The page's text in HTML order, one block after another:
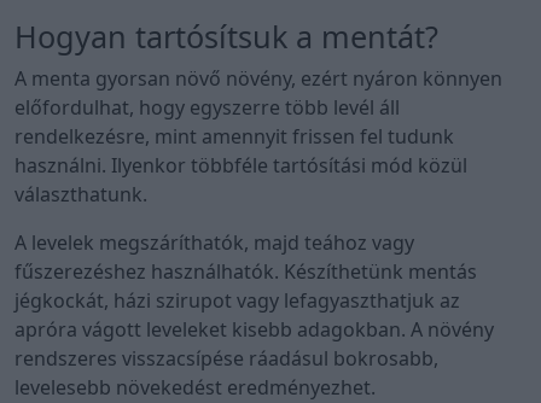
Hogyan tartósítsuk a mentát?
A menta gyorsan növő növény, ezért nyáron könnyen
előfordulhat, hogy egyszerre több levél áll
rendelkezésre, mint amennyit frissen fel tudunk
használni. Ilyenkor többféle tartósítási mód közül
választhatunk.
A levelek megszáríthatók, majd teához vagy
fűszerezéshez használhatók. Készíthetünk mentás
jégkockát, házi szirupot vagy lefagyaszthatjuk az
apróra vágott leveleket kisebb adagokban. A növény
rendszeres visszacsípése ráadásul bokrosabb,
levelesebb növekedést eredményezhet.